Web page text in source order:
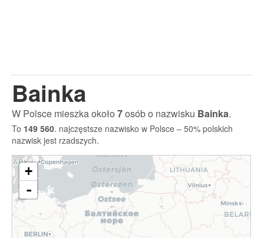
Bainka
W Polsce mieszka około7osób o nazwisku Bainka.
To 149 560. najczęstsze nazwisko w Polsce – 50% polskich
nazwisk jest rzadszych.
+
-